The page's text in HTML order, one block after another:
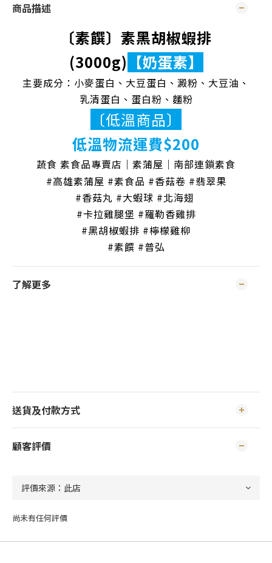
商品描述
〔素饌〕素黑胡椒蝦排
(3000g) 【奶蛋素】
主要成分：小麥蛋白、大豆蛋白、澱粉、大豆油、
乳清蛋白、蛋白粉、麵粉
〔低溫商品〕
低溫物流運費$200
蔬食 素食品專賣店｜素蒲屋｜南部連鎖素食
#高雄素蒲屋 #素食品 #香菇卷 #翡翠果
#香菇丸 #大蝦球 #北海翅
#卡拉雞腿堡 #羅勒香雞排
#黑胡椒蝦排 #檸檬雞柳
#素饌 #普弘
了解更多
送貨及付款方式
顧客評價
尚未有任何評價